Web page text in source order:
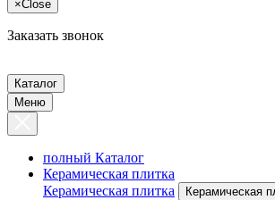
×Close
Заказать звонок
Каталог
Меню
полный Каталог
Керамическая плитка
Керамическая плитка
Керамическая